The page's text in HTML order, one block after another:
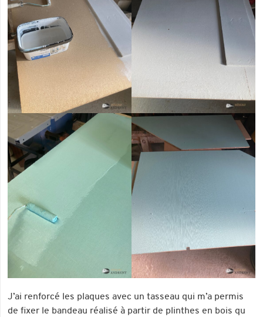
J’ai renforcé les plaques avec un tasseau qui m’a permis
de fixer le bandeau réalisé à partir de plinthes en bois qu